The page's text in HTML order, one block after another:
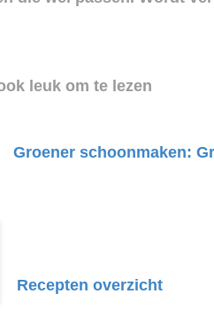
leuk om te lezen
Groener schoonmaken:
Recepten overzicht